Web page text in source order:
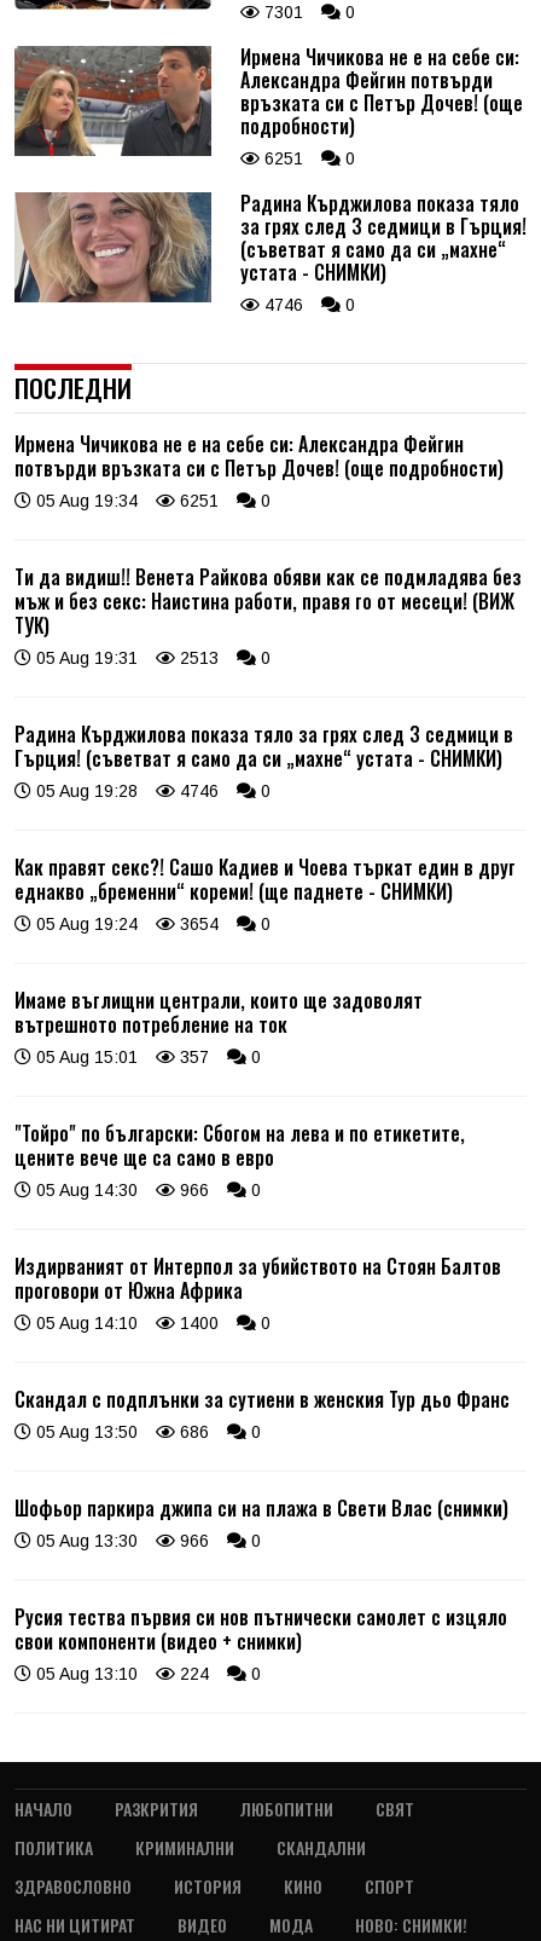
7301 0
Ирмена Чичикова не е на себе си:
Александра Фейгин потвърди
връзката си с Петър Дочев! (още
подробности)
6251 0
Радина Кърджилова показа тяло
за грях след 3 седмици в Гърция!
(съветват я само да си „махне“
устата - СНИМКИ)
4746 0
ПОСЛЕДНИ
Ирмена Чичикова не е на себе си: Александра Фейгин
потвърди връзката си с Петър Дочев! (още подробности)
05 Aug 19:34 6251 0
Ти да видиш!! Венета Райкова обяви как се подмладява без
мъж и без секс: Наистина работи, правя го от месеци! (ВИЖ
ТУК)
05 Aug 19:31 2513 0
Радина Кърджилова показа тяло за грях след 3 седмици в
Гърция! (съветват я само да си „махне“ устата - СНИМКИ)
05 Aug 19:28 4746 0
Как правят секс?! Сашо Кадиев и Чоева търкат един в друг
еднакво „бременни“ кореми! (ще паднете - СНИМКИ)
05 Aug 19:24 3654 0
Имаме въглищни централи, които ще задоволят
вътрешното потребление на ток
05 Aug 15:01 357 0
"Тойро" по български: Сбогом на лева и по етикетите,
цените вече ще са само в евро
05 Aug 14:30 966 0
Издирваният от Интерпол за убийството на Стоян Балтов
проговори от Южна Африка
05 Aug 14:10 1400 0
Скандал с подплънки за сутиени в женския Тур дьо Франс
05 Aug 13:50 686 0
Шофьор паркира джипа си на плажа в Свети Влас (снимки)
05 Aug 13:30 966 0
Русия тества първия си нов пътнически самолет с изцяло
свои компоненти (видео + снимки)
05 Aug 13:10 224 0
НАЧАЛО РАЗКРИТИЯ ЛЮБОПИТНИ
СВЯТ
ПОЛИТИКА
КРИМИНАЛНИ
СКАНДАЛНИ
ЗДРАВОСЛОВНО
ИСТОРИЯ КИНО
СПОРТ
НАС НИ ЦИТИРАТ
ВИДЕО МОДА НОВО: СНИМКИ!